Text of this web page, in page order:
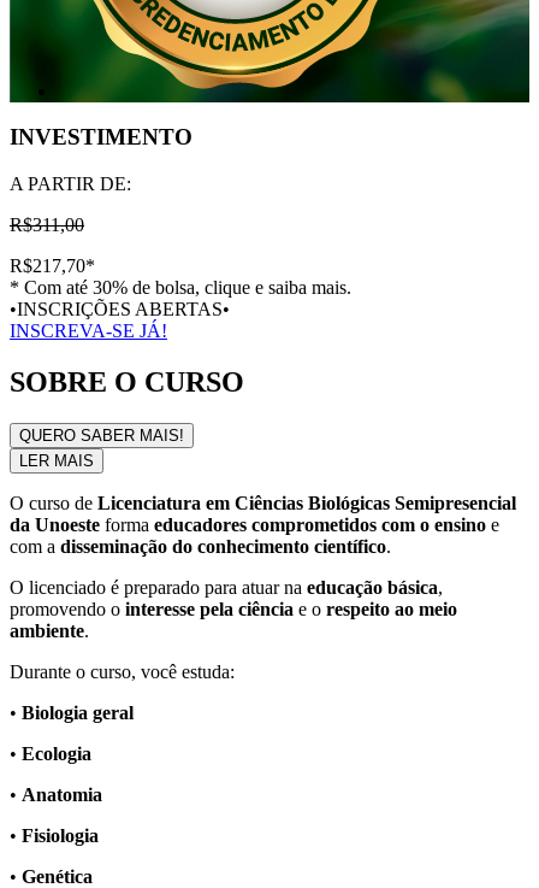
INVESTIMENTO
A PARTIR DE:
R$311,00
R$217,70*
* Com até 30% de bolsa, clique e saiba mais.
•INSCRIÇÕES ABERTAS•
INSCREVA-SE JÁ!
SOBRE O CURSO
QUERO SABER MAIS!
LER MAIS
O curso de Licenciatura em Ciências Biológicas Semipresencial
da Unoeste forma educadores comprometidos com o ensino e
com a disseminação do conhecimento científico.
O licenciado é preparado para atuar na educação básica,
promovendo o interesse pela ciência e o respeito ao meio
ambiente.
Durante o curso, você estuda:
• Biologia geral
• Ecologia
• Anatomia
• Fisiologia
• Genética